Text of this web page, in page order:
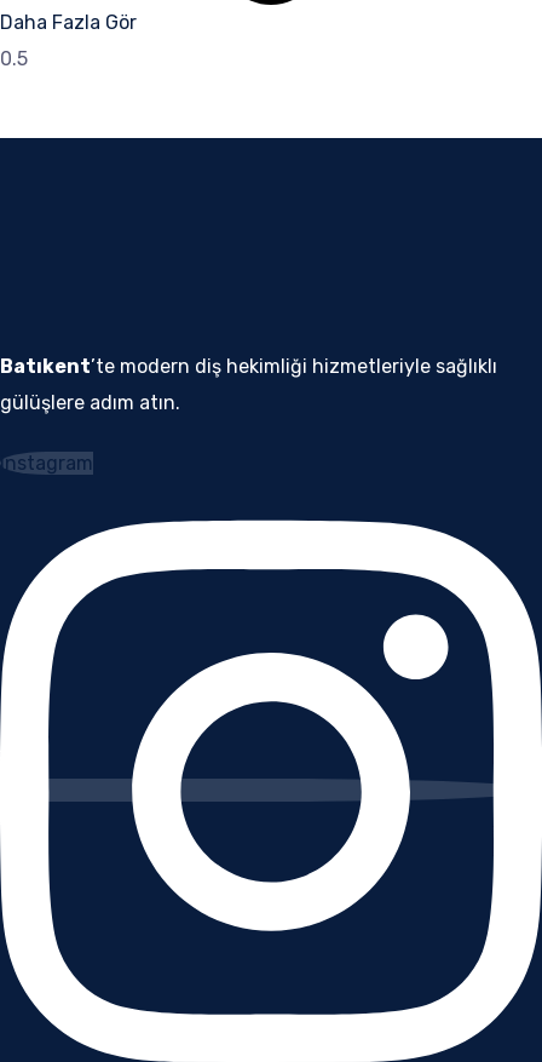
Daha Fazla Gör
Batıkent’te modern diş hekimliği hizmetleriyle sağlıklı
gülüşlere adım atın.
Instagram